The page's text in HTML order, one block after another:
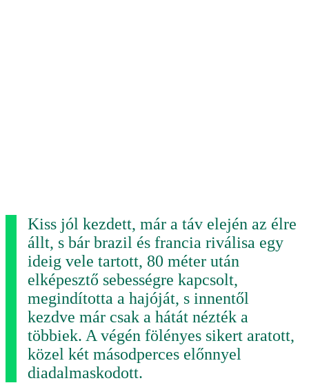
Kiss jól kezdett, már a táv elején az élre
állt, s bár brazil és francia riválisa egy
ideig vele tartott, 80 méter után
elképesztő sebességre kapcsolt,
megindította a hajóját, s innentől
kezdve már csak a hátát nézték a
többiek. A végén fölényes sikert aratott,
közel két másodperces előnnyel
diadalmaskodott.